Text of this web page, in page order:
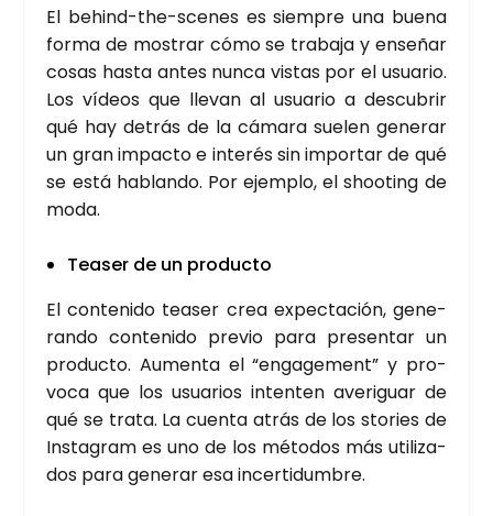
El behind-the-sce­nes es siem­pre una bue­na
for­ma de mos­trar cómo se tra­ba­ja y ense­ñar
cosas has­ta antes nun­ca vis­tas por el usua­rio.
Los vídeos que lle­van al usua­rio a des­cu­brir
qué hay detrás de la cáma­ra sue­len gene­rar
un gran impac­to e inte­rés sin impor­tar de qué
se está hablan­do. Por ejem­plo, el shoo­ting de
moda.
Tea­ser de un pro­duc­to
El con­te­ni­do tea­ser crea expec­ta­ción, gene­
ran­do con­te­ni­do pre­vio para pre­sen­tar un
pro­duc­to. Aumen­ta el “enga­ge­ment” y pro­
vo­ca que los usua­rios inten­ten ave­ri­guar de
qué se tra­ta. La cuen­ta atrás de los sto­ries de
Ins­ta­gram es uno de los méto­dos más uti­li­za­
dos para gene­rar esa incer­ti­dum­bre.